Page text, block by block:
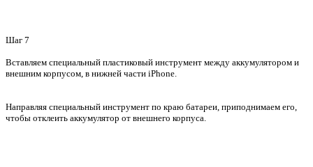
Шаг 7
Вставляем специальный пластиковый инструмент между аккумулятором и
внешним корпусом, в нижней части iPhone.
Направляя специальный инструмент по краю батареи, приподнимаем его,
чтобы отклеить аккумулятор от внешнего корпуса.